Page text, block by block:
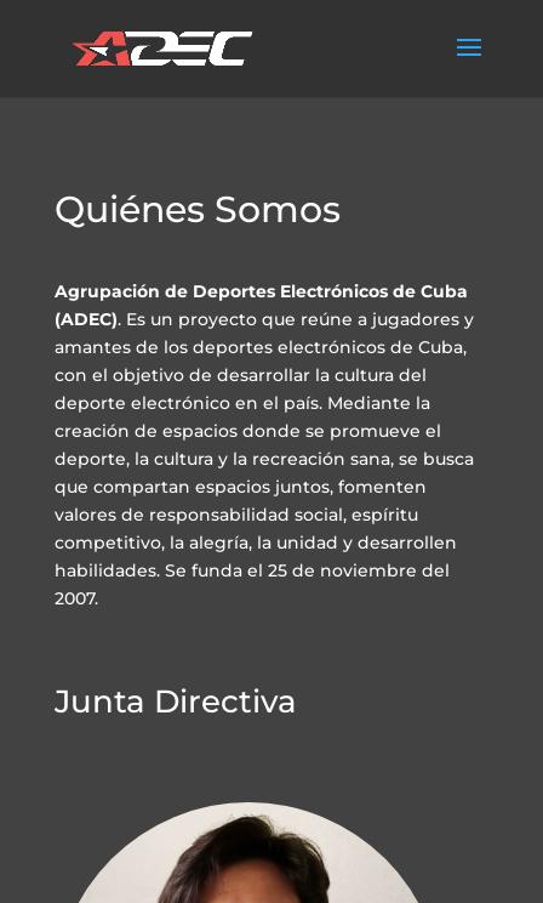
Quiénes Somos
Agrupación de Deportes Electrónicos de Cuba
(ADEC). Es un proyecto que reúne a jugadores y
amantes de los deportes electrónicos de Cuba,
con el objetivo de desarrollar la cultura del
deporte electrónico en el país. Mediante la
creación de espacios donde se promueve el
deporte, la cultura y la recreación sana, se busca
que compartan espacios juntos, fomenten
valores de responsabilidad social, espíritu
competitivo, la alegría, la unidad y desarrollen
habilidades. Se funda el 25 de noviembre del
2007.
Junta Directiva